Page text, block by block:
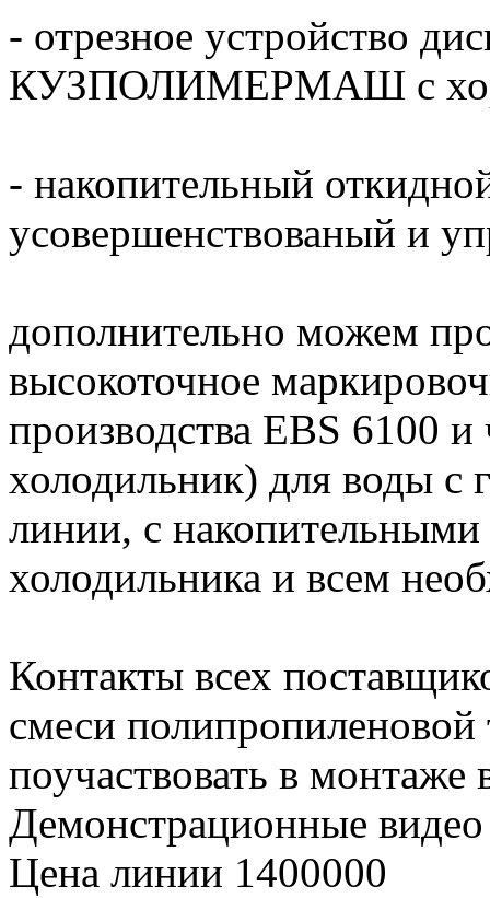
- отрезное устройство
КУЗПОЛИМЕРМАШ с
- накопительный
усовершенствованый и
дополнительно можем
высокоточное
производства EBS 6100
холодильник) для воды с
линии, с
холодильника и всем
Контакты всех
смеси
поучаствовать в
Демонстрационные
Цена линии 1400000